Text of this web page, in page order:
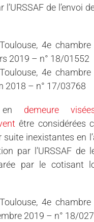
de l’envoi
4e
2019 – n° 18/01552
4e
2018 – n° 17/03768
en demeure
être considérées
suite inexistantes en
par l’URSSAF de
par le cotisant
4e
2019 – n° 18/